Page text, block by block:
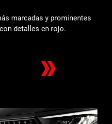
marcadas y prominentes
detalles en rojo.